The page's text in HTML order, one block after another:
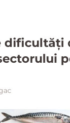
dificultăți